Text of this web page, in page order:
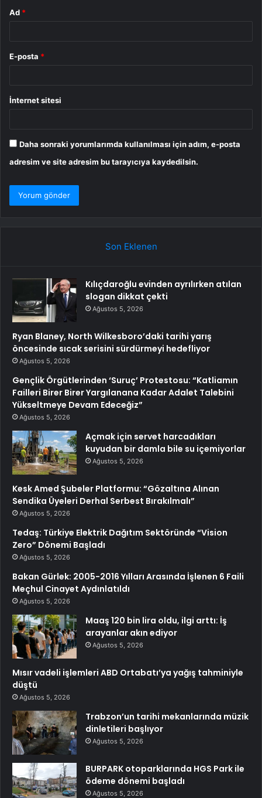
Ad *
E-posta *
İnternet sitesi
Daha sonraki yorumlarımda kullanılması için adım, e-posta
adresim ve site adresim bu tarayıcıya kaydedilsin.
Son Eklenen
Kılıçdaroğlu evinden ayrılırken atılan
slogan dikkat çekti
Ağustos 5, 2026
Ryan Blaney, North Wilkesboro’daki tarihi yarış
öncesinde sıcak serisini sürdürmeyi hedefliyor
Ağustos 5, 2026
Gençlik Örgütlerinden ‘Suruç’ Protestosu: “Katliamın
Failleri Birer Birer Yargılanana Kadar Adalet Talebini
Yükseltmeye Devam Edeceğiz”
Ağustos 5, 2026
Açmak için servet harcadıkları
kuyudan bir damla bile su içemiyorlar
Ağustos 5, 2026
Kesk Amed Şubeler Platformu: “Gözaltına Alınan
Sendika Üyeleri Derhal Serbest Bırakılmalı”
Ağustos 5, 2026
Tedaş: Türkiye Elektrik Dağıtım Sektöründe “Vision
Zero” Dönemi Başladı
Ağustos 5, 2026
Bakan Gürlek: 2005-2016 Yılları Arasında İşlenen 6 Faili
Meçhul Cinayet Aydınlatıldı
Ağustos 5, 2026
Maaş 120 bin lira oldu, ilgi arttı: İş
arayanlar akın ediyor
Ağustos 5, 2026
Mısır vadeli işlemleri ABD Ortabatı’ya yağış tahminiyle
düştü
Ağustos 5, 2026
Trabzon’un tarihi mekanlarında müzik
dinletileri başlıyor
Ağustos 5, 2026
BURPARK otoparklarında HGS Park ile
ödeme dönemi başladı
Ağustos 5, 2026